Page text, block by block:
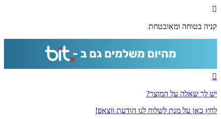
קניה בטוחה ומאובטחת
יש לך שאלה על המוצר?
לחץ כאן על מנת לשלוח לנו הודעת ווצאפ!